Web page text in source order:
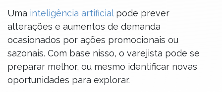
Uma inteligência artificialpode prever
alterações e aumentos de demanda
ocasionados por ações promocionais ou
sazonais. Com base nisso, o varejista pode se
preparar melhor, ou mesmo identificar novas
oportunidades para explorar.